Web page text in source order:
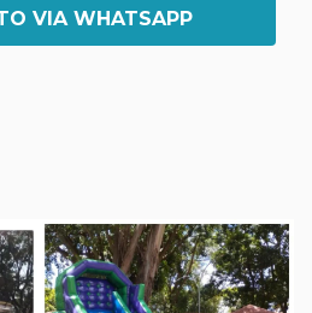
VIA WHATSAPP